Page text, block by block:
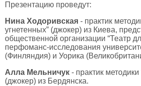
Презентацию проведут:
Нина Ходоривская - практик
угнетенных” (джокер) из Киева,
общественной организации “Театр
перфоманс-исследования
(Финляндия) и Уорика
Алла Мельничук - практик методики
(джокер) из Бердянска.